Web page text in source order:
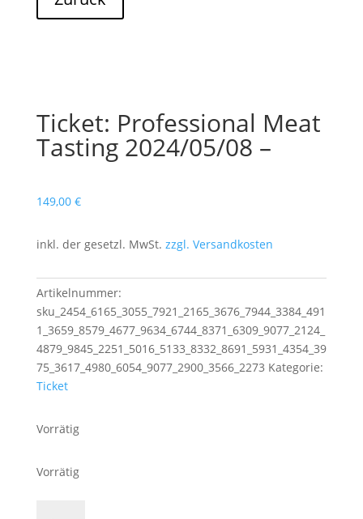
Ticket: Professional Meat
Tasting 2024/05/08 –
149,00 €
inkl. der gesetzl. MwSt. zzgl. Versandkosten
Artikelnummer:
sku_2454_6165_3055_7921_2165_3676_7944_3384_491
1_3659_8579_4677_9634_6744_8371_6309_9077_2124_
4879_9845_2251_5016_5133_8332_8691_5931_4354_39
75_3617_4980_6054_9077_2900_3566_2273 Kategorie:
Ticket
Vorrätig
Vorrätig